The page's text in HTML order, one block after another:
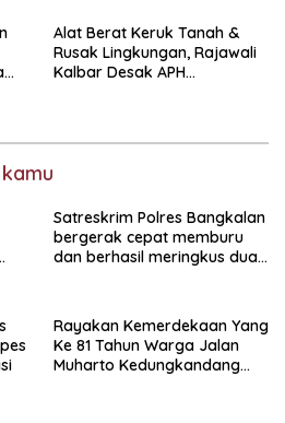
Alat Berat Keruk Tanah &
Rusak Lingkungan, Rajawali
Kalbar Desak APH
Satreskrim Polres Bangkalan
bergerak cepat memburu
dan berhasil meringkus dua
Sidoarjo dan HP (25) warga
Tulungagung.
Rayakan Kemerdekaan Yang
Ke 81 Tahun Warga Jalan
Muharto Kedungkandang